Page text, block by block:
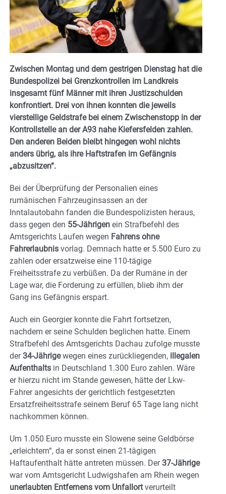
Zwischen Montag und dem gestrigen Dienstag hat die
Bundespolizei bei Grenzkontrollen im Landkreis
insgesamt fünf Männer mit ihren Justizschulden
konfrontiert. Drei von ihnen konnten die jeweils
vierstellige Geldstrafe bei einem Zwischenstopp in der
Kontrollstelle an der A93 nahe Kiefersfelden zahlen.
Den anderen Beiden bleibt hingegen wohl nichts
anders übrig, als ihre Haftstrafen im Gefängnis
„abzusitzen“.
Bei der Überprüfung der Personalien eines
rumänischen Fahrzeuginsassen an der
Inntalautobahn fanden die Bundespolizisten heraus,
dass gegen den 55-Jährigen ein Strafbefehl des
Amtsgerichts Laufen wegen Fahrens ohne
Fahrerlaubnis vorlag. Demnach hatte er 5.500 Euro zu
zahlen oder ersatzweise eine 110-tägige
Freiheitsstrafe zu verbüßen. Da der Rumäne in der
Lage war, die Forderung zu erfüllen, blieb ihm der
Gang ins Gefängnis erspart.
Auch ein Georgier konnte die Fahrt fortsetzen,
nachdem er seine Schulden beglichen hatte. Einem
Strafbefehl des Amtsgerichts Dachau zufolge musste
der34-Jährigewegen eines zurückliegenden, illegalen
Aufenthalts in Deutschland 1.300 Euro zahlen. Wäre
er hierzu nicht im Stande gewesen, hätte der Lkw-
Fahrer angesichts der gerichtlich festgesetzten
Ersatzfreiheitsstrafe seinem Beruf 65 Tage lang nicht
nachkommen können.
Um 1.050 Euro musste ein Slowene seine Geldbörse
„erleichtern“, da er sonst einen 21-tägigen
Haftaufenthalt hätte antreten müssen. Der37-Jährige
war vom Amtsgericht Ludwigshafen am Rhein wegen
unerlaubten Entfernens vom Unfallortverurteilt